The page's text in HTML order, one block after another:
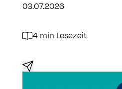
03.07.2026
4 min Lesezeit